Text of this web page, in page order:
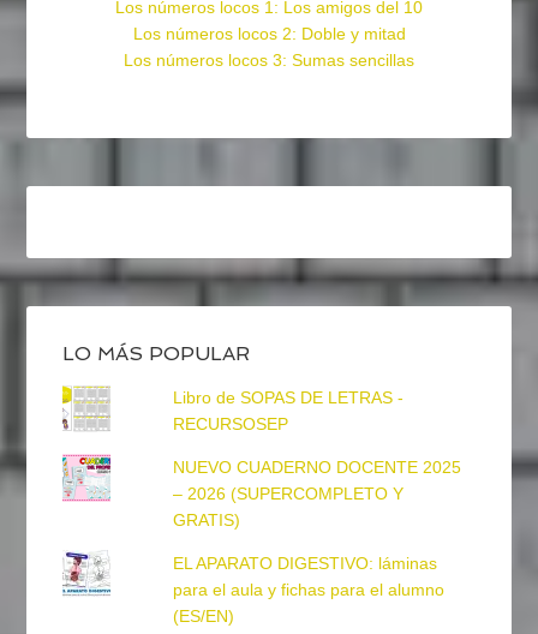
Los números locos 1: Los amigos del 10
Los números locos 2: Doble y mitad
Los números locos 3: Sumas sencillas
LO MÁS POPULAR
Libro de SOPAS DE LETRAS -
RECURSOSEP
NUEVO CUADERNO DOCENTE 2025
– 2026 (SUPERCOMPLETO Y
GRATIS)
EL APARATO DIGESTIVO: láminas
para el aula y fichas para el alumno
(ES/EN)